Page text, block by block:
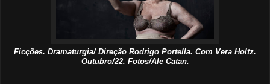
Ficções. Dramaturgia/ Direção Rodrigo Portella. Com Vera Holtz.
Outubro/22. Fotos/Ale Catan.